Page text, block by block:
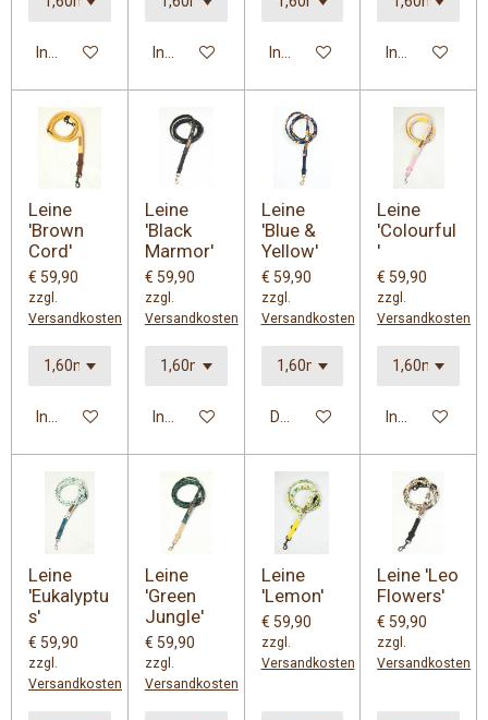
In den WarenkorbIn den WarenkorbIn den Warenkorb In den
Leine
'Brown
Cord'
€ 59,90
zzgl.
Versandkosten
In den Warenkorb
Leine
'Black
Marmor'
€ 59,90
zzgl.
Versandkosten
In den Warenkorb
Leine
'Blue &
Yellow'
€ 59,90
zzgl.
Versandkosten
Details anzeigen
Leine
'Colourful
'
€ 59,90
zzgl.
Versandkosten
In den
Leine
'Eukalyptu
s'
€ 59,90
zzgl.
Versandkosten
Leine
'Green
Jungle'
€ 59,90
zzgl.
Versandkosten
Leine
'Lemon'
€ 59,90
zzgl.
Versandkosten
Leine 'Leo
Flowers'
€ 59,90
zzgl.
Versandkosten